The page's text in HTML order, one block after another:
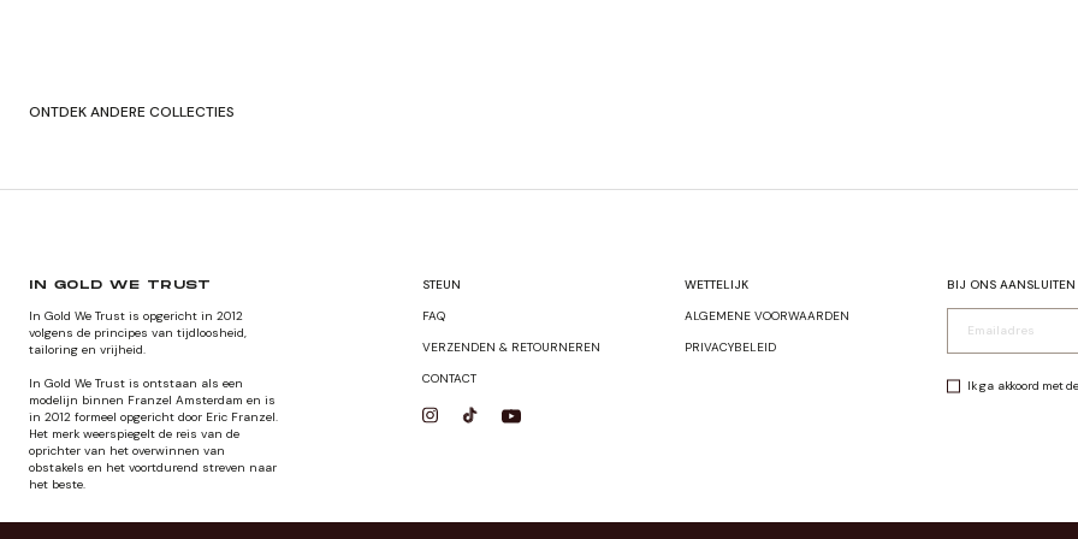
ONTDEK ANDERE COLLECTIES
ORIGINALS
IN GOLD WE TRUST
In Gold We Trust is opgericht in 2012
volgens de principes van tijdloosheid,
tailoring en vrijheid.
In Gold We Trust is ontstaan als een
modelijn binnen Franzel Amsterdam en is
in 2012 formeel opgericht door Eric Franzel.
Het merk weerspiegelt de reis van de
oprichter van het overwinnen van
obstakels en het voortdurend streven naar
het beste.
STEUN
FAQ
VERZENDEN & RETOURNEREN
CONTACT
WETTELIJK
ALGEMENE VOORWAARDEN
PRIVACYBELEID
BIJ ONS AANSLUITEN
Ik ga akkoord met